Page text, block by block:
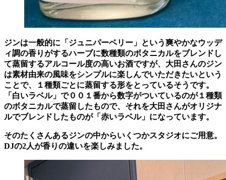
ジンは一般的に「ジュニパーベリー」という爽やかなウッデ
ィ調の香りがするハーブに数種類のボタニカルをブレンド し
て蒸留するアルコール度の高いお酒ですが、大田さんのジン
は素材由来の風味をシンプルに楽しんでいただきたいという
ことで、
１種類ごとに蒸留する形をとっているそうです。
「白いラベル」で００１番から数字がついているのが１種類
のボタニカルで蒸留したもので、それを大田さんがオリジナ
ルでブレンドしたものが「赤いラベル」になっています。
そのたくさんあるジンの中からいくつかスタジオにご用意。
DJの2人が香りの違いを楽しみました。